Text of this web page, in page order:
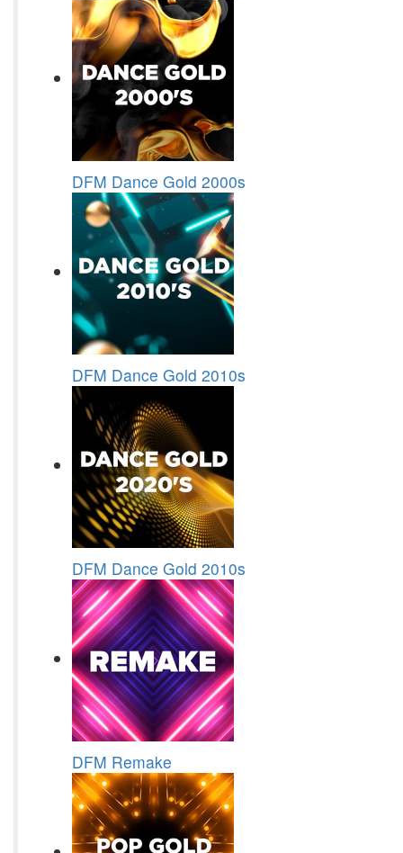
DFM Dance Gold 2000s
DFM Dance Gold 2010s
DFM Dance Gold 2010s
DFM Remake